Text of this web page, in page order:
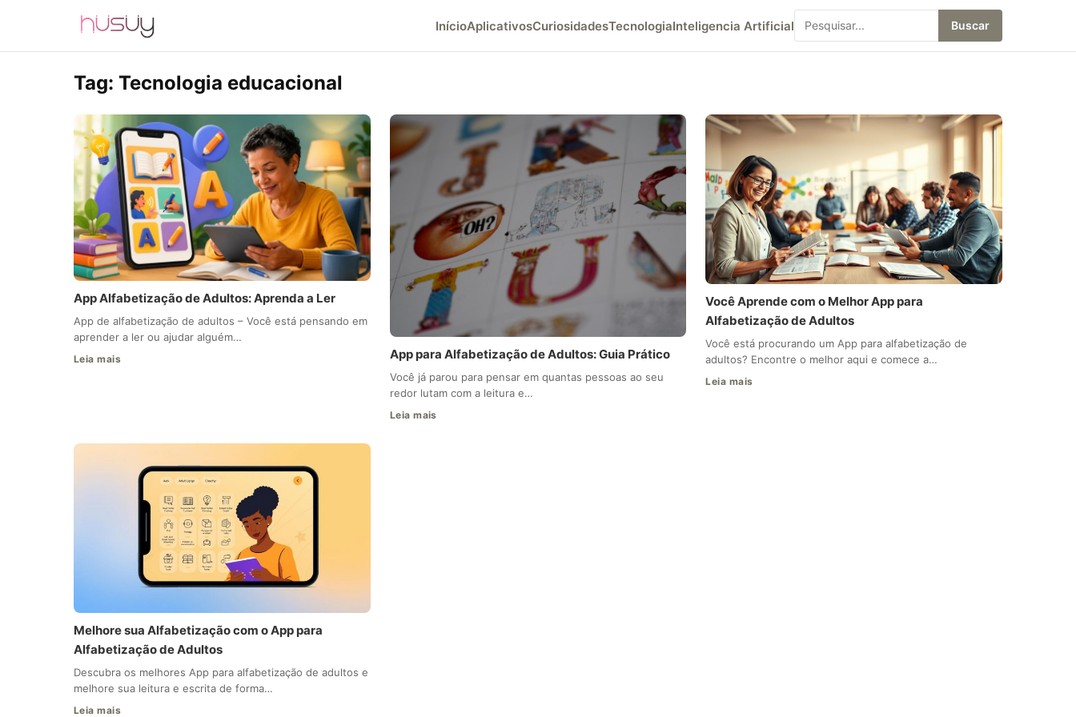
InícioAplicativosCuriosidadesTecnologiaInteligencia Artificial Buscar
Tag: Tecnologia educacional
App Alfabetização de Adultos: Aprenda a Ler
App de alfabetização de adultos – Você está pensando em
aprender a ler ou ajudar alguém…
Leia mais App para Alfabetização de Adultos: Guia Prático
Você já parou para pensar em quantas pessoas ao seu
redor lutam com a leitura e…
Leia mais
Você Aprende com o Melhor App para
Alfabetização de Adultos
Você está procurando um App para alfabetização de
adultos? Encontre o melhor aqui e comece a…
Leia mais
Melhore sua Alfabetização com o App para
Alfabetização de Adultos
Descubra os melhores App para alfabetização de adultos e
melhore sua leitura e escrita de forma…
Leia mais